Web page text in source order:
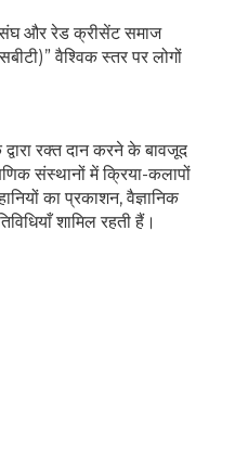
और रेड क्रीसेंट समाज
वैश्विक स्तर पर लोगों
रक्त दान करने के बावजूद
संस्थानों में क्रिया-कलापों
का प्रकाशन, वैज्ञानिक
शामिल रहती हैं।